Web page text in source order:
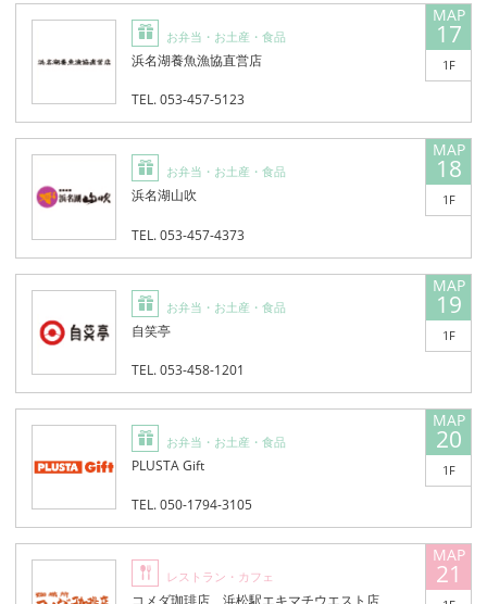
お弁当・お土産・食品 17
1F
浜名湖養魚漁協直営店
TEL. 053-457-5123
お弁当・お土産・食品 18
1F
浜名湖山吹
TEL. 053-457-4373
お弁当・お土産・食品 19
1F
自笑亭
TEL. 053-458-1201
お弁当・お土産・食品 20
1F
PLUSTA Gift
TEL. 050-1794-3105
レストラン・カフェ 21
コメダ珈琲店 浜松駅エキマチウエスト店